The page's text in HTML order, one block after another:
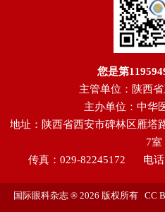
您是第
主管单位：陕西
主办单位：中华
地址：陕西省西安市碑林区雁塔
7室
传真：029-82245172
电
国际眼科杂志 ® 2026 版权所有 CC